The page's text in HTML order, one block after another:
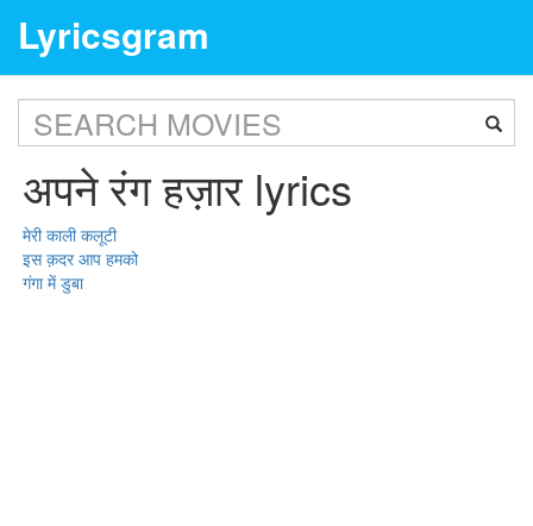
Lyricsgram
अपने रंग हज़ार lyrics
मेरी काली कलूटी
इस क़दर आप हमको
गंगा में डुबा